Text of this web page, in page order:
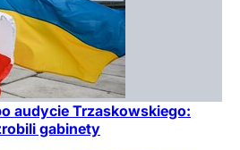
audycie Trzaskowskiego:
gabinety